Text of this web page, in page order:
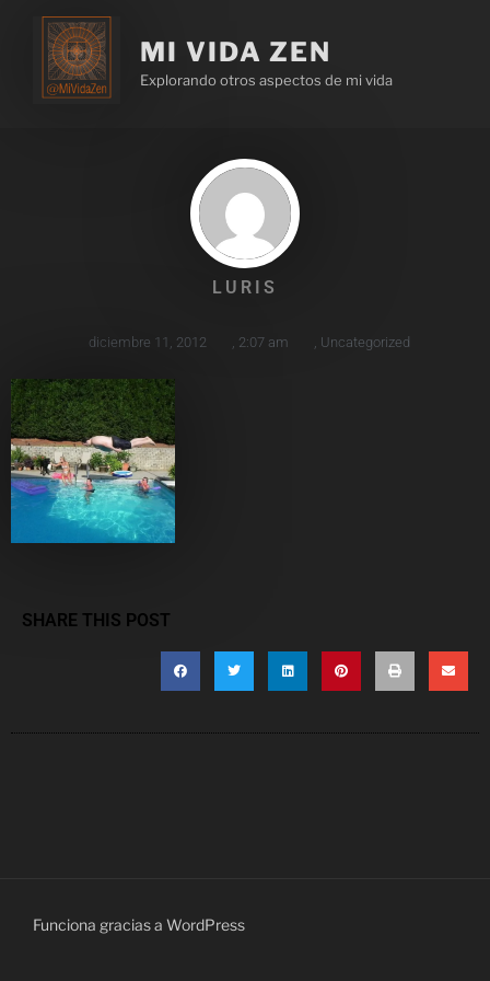
MI VIDA ZEN
Explorando otros aspectos de mi vida
LURIS
diciembre 11, 2012 2:07 am Uncategorized
SHARE THIS POST
Funciona gracias a WordPress